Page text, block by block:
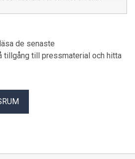
de senaste
tillgång till pressmaterial och hitta